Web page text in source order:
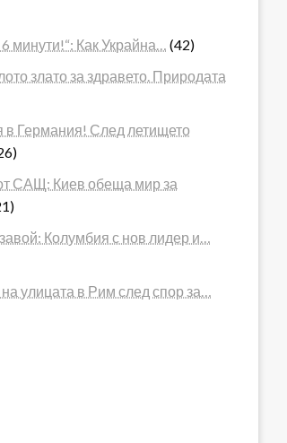
минути!“: Как Украйна…
(42)
злато за здравето. Природата
в Германия! След летището
САЩ: Киев обеща мир за
Колумбия с нов лидер и…
улицата в Рим след спор за…